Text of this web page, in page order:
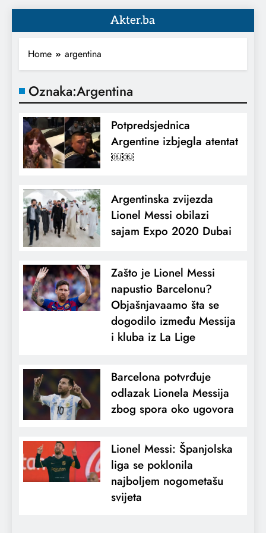
Akter.ba
Home argentina
Oznaka:Argentina
Potpredsjednica
Argentine izbjegla atentat
￼￼
Argentinska zvijezda
Lionel Messi obilazi
sajam Expo 2020 Dubai
Zašto je Lionel Messi
napustio Barcelonu?
Objašnjavaamo šta se
dogodilo između Messija
i kluba iz La Lige
Barcelona potvrđuje
odlazak Lionela Messija
zbog spora oko ugovora
Lionel Messi: Španjolska
liga se poklonila
najboljem nogometašu
svijeta